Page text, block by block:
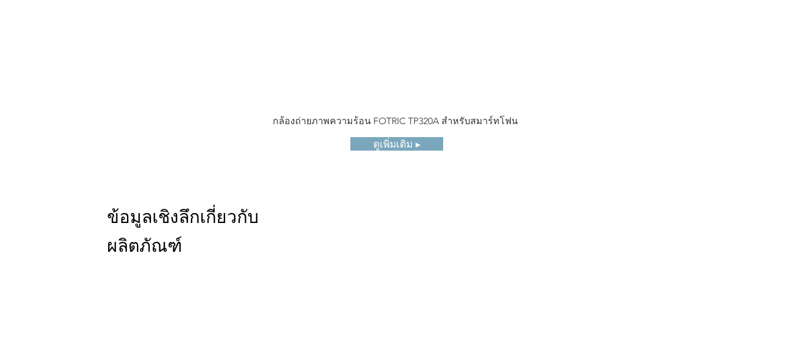
กล้องถ่ายภาพความร้อน FOTRIC TP320A สำหรับสมาร์ทโฟน
ดูเพิ่มเติม ▸
ข้อมูลเชิงลึกเกี่ยวกับ
ผลิตภัณฑ์